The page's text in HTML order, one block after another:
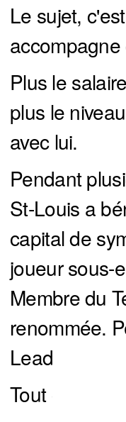
Le sujet,
Plus le
plus le
avec lui.
Pendant
St-Louis a
capital de
joueur sous-
Membre du
renommée.
Leader
Tout cela